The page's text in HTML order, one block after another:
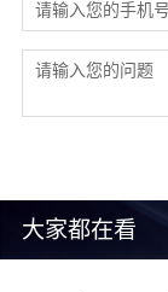
大家都在看